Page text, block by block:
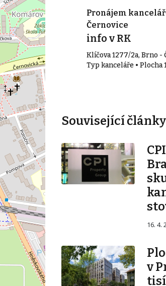
m², Brno
m²
Pronájem
Černovice
info v RK
Klíčova 1277/2a, Brno -
Typ kanceláře • Plocha
Související články
16. 4.
v